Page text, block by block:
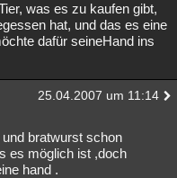
was es zu kaufen gibt,
hat, und das es eine
dafür seineHand ins
25.04.2007 um 11:14
bratwurst schon
es möglich ist ,doch
hand .